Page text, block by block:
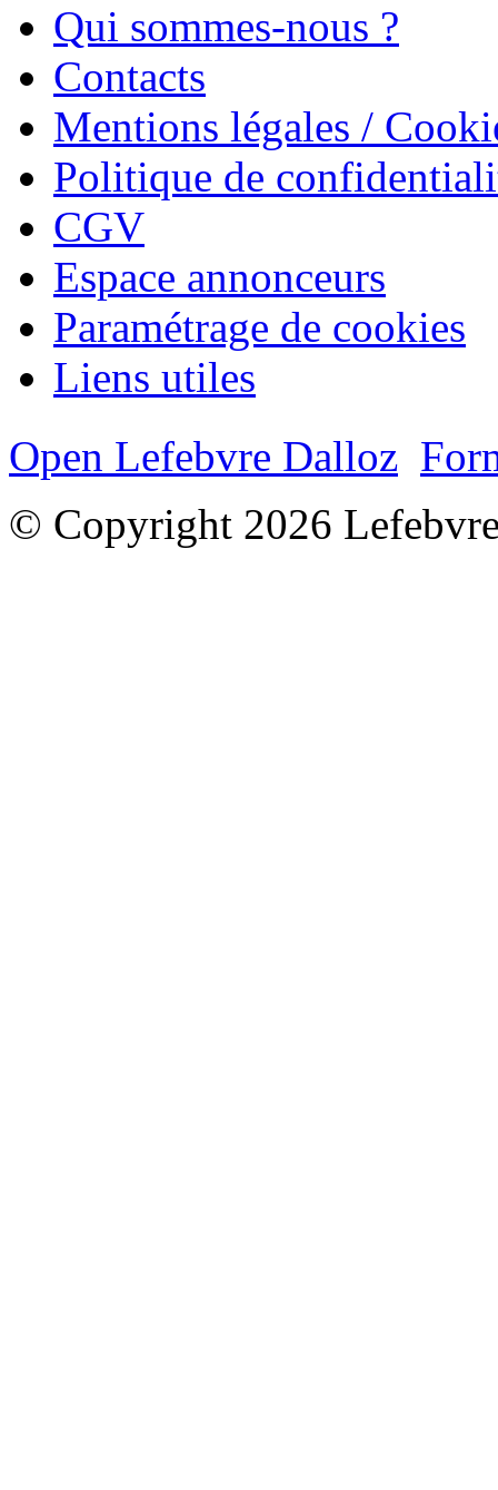
Qui sommes-nous ?
Contacts
Mentions légales /
Politique de
CGV
Espace annonceurs
Paramétrage de cookies
Liens utiles
Open Lefebvre Dalloz
© Copyright 2026